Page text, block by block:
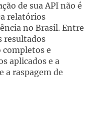
de sua API não é
relatórios
no Brasil. Entre
resultados
completos e
aplicados e a
a raspagem de